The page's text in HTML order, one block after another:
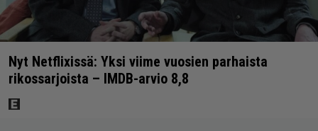
Nyt Netflixissä: Yksi viime vuosien parhaista
rikossarjoista – IMDB-arvio 8,8